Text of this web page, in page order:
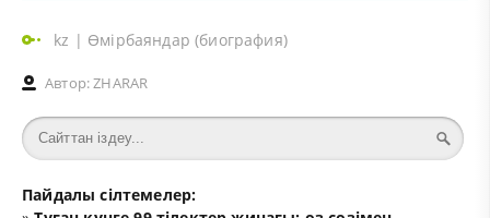
kz | Өмірбаяндар (биография)
Автор:ZHARAR
Пайдалы сілтемелер: